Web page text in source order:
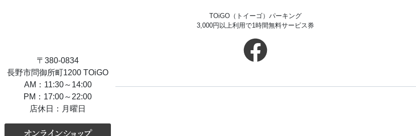
〒380-0834
長野市問御所町1200 TOiGO
AM：11:30～14:00
PM：17:00～22:00
店休日：月曜日
TOiGO（トイーゴ）パーキング
3,000円以上利用で1時間無料サービス券